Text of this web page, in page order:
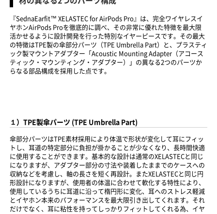
『SednaEarfit™ XELASTEC for AirPods Pro』は、完全ワイヤレスイ
ヤホンAirPods Proを徹底的に調べ、その非常に優れた特徴を最大限
活かせるように設計開発を行った特別なイヤーピースです。その最大
の特徴はTPE製の傘部分パーツ（TPE Umbrella Part）と、プラスティ
ック製マウントアダプター「Acoustic Mounting Adapter（アコース
ティック・マウンティング・アダプター）」の異なる2つのパーツか
らなる部品構成を採用した点です。
１）TPE製傘パーツ (TPE Umbrella Part)
傘部分パーツはTPE素材採用により体温で形状が変化して耳にフィッ
トし、耳道の特定部分に負担が掛かることが少なくなり、長時間快適
に使用することができます。基本的な設計は通常のXELASTECと同じ
になりますが、アダプター部分の寸法や装着したままでのケースへの
収納などを考慮し、軸の長さを短く再設計。またXELASTECと同じ円
形設計になりますが、使用者の体温に合わせて軟化する特性により、
使用しているうちに耳道に沿って楕円形に変化、耳へのストレス軽減
とイヤホン本来のパフォーマンスを最大限引き出してくれます。それ
だけでなく、耳に粘性を持ってしっかりフィットしてくれる為、イヤ